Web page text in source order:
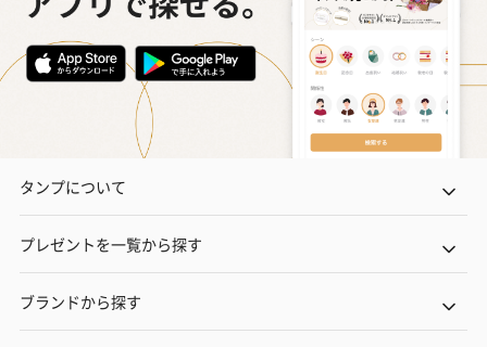
タンプについて
プレゼントを一覧から探す
ブランドから探す